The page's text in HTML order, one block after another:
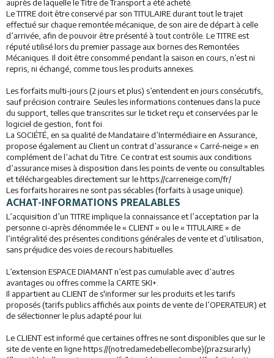
auprès de laquelle le Titre de Transport a été acheté.
Le TITRE doit être conservé par son TITULAIRE durant tout le trajet
effectué sur chaque remontée mécanique, de son aire de départ à celle
d’arrivée, afin de pouvoir être présenté à tout contrôle. Le TITRE est
réputé utilisé lors du premier passage aux bornes des Remontées
Mécaniques. Il doit être consommé pendant la saison en cours, n’est ni
repris, ni échangé, comme tous les produits annexes.
Les forfaits multi-jours (2 jours et plus) s’entendent en jours consécutifs,
sauf précision contraire. Seules les informations contenues dans la puce
du support, telles que transcrites sur le ticket reçu et conservées par le
logiciel de gestion, font foi.
La SOCIÉTÉ, en sa qualité de Mandataire d’Intermédiaire en Assurance,
propose également au Client un contrat d’assurance « Carré-neige » en
complément de l’achat du Titre. Ce contrat est soumis aux conditions
d’assurance mises à disposition dans les points de vente ou consultables
et téléchargeables directement sur le https://carreneige.com/fr/
Les forfaits horaires ne sont pas sécables (forfaits à usage unique).
ACHAT-INFORMATIONS PREALABLES
L’acquisition d’un TITRE implique la connaissance et l’acceptation par la
personne ci-après dénommée le « CLIENT » ou le « TITULAIRE » de
l’intégralité des présentes conditions générales de vente et d’utilisation,
sans préjudice des voies de recours habituelles.
L’extension ESPACE DIAMANT n’est pas cumulable avec d’autres
avantages ou offres comme la CARTE SKI+.
Il appartient au CLIENT de s'informer sur les produits et les tarifs
proposés (tarifs publics affichés aux points de vente de l’OPERATEUR) et
de sélectionner le plus adapté pour lui.
Le CLIENT est informé que certaines offres ne sont disponibles que sur le
site de vente en ligne https://(notredamedebellecombe)(prazsurarly)